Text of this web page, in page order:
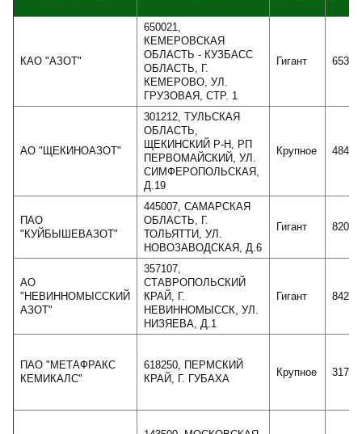
КАО "АЗОТ"
650021,
КЕМЕРОВСКАЯ
ОБЛАСТЬ - КУЗБАСС
ОБЛАСТЬ, Г.
КЕМЕРОВО, УЛ.
ГРУЗОВАЯ, СТР. 1
Гигант
АО "ЩЕКИНОАЗОТ"
301212, ТУЛЬСКАЯ
ОБЛАСТЬ,
ЩЕКИНСКИЙ Р-Н, РП
ПЕРВОМАЙСКИЙ, УЛ.
СИМФЕРОПОЛЬСКАЯ,
Д.19
Крупное
ПАО
"КУЙБЫШЕВАЗОТ"
445007, САМАРСКАЯ
ОБЛАСТЬ, Г.
ТОЛЬЯТТИ, УЛ.
НОВОЗАВОДСКАЯ, Д.6
Гигант
АО
"НЕВИННОМЫССКИЙ
АЗОТ"
357107,
СТАВРОПОЛЬСКИЙ
КРАЙ, Г.
НЕВИННОМЫССК, УЛ.
НИЗЯЕВА, Д.1
Гигант
ПАО "МЕТАФРАКС
КЕМИКАЛС"
618250, ПЕРМСКИЙ
КРАЙ, Г. ГУБАХА
Крупное